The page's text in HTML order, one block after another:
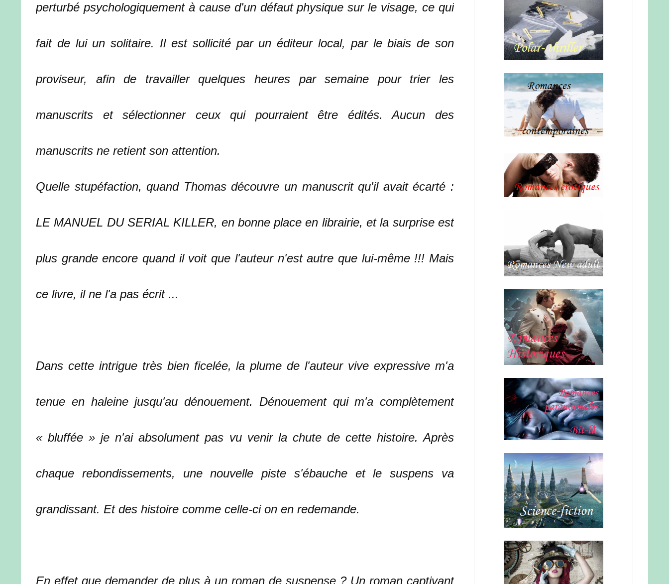
perturbé psychologiquement à cause d'un défaut physique sur le visage, ce qui
fait de lui un solitaire. Il est sollicité par un éditeur local, par le biais de son
proviseur, afin de travailler quelques heures par semaine pour trier les
manuscrits et sélectionner ceux qui pourraient être édités. Aucun des
manuscrits ne retient son attention.
Quelle stupéfaction, quand Thomas découvre un manuscrit qu'il avait écarté :
LE MANUEL DU SERIAL KILLER, en bonne place en librairie, et la surprise est
plus grande encore quand il voit que l'auteur n'est autre que lui-même !!! Mais
ce livre, il ne l'a pas écrit ...
Dans cette intrigue très bien ficelée, la plume de l'auteur vive expressive m'a
tenue en haleine jusqu'au dénouement. Dénouement qui m'a complètement
« bluffée » je n'ai absolument pas vu venir la chute de cette histoire. Après
chaque rebondissements, une nouvelle piste s'ébauche et le suspens va
grandissant. Et des histoire comme celle-ci on en redemande.
En effet que demander de plus à un roman de suspense ? Un roman captivant